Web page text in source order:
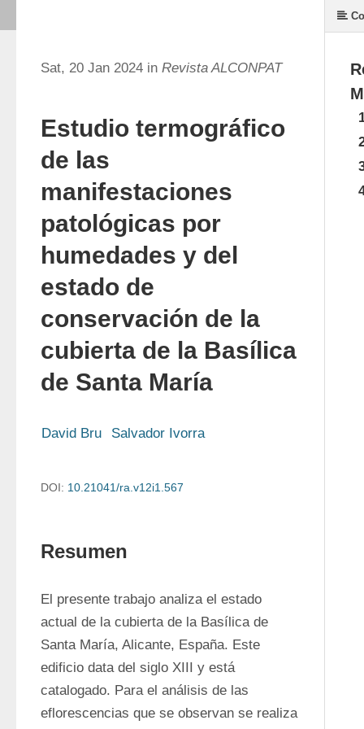
Sat, 20 Jan 2024 in Revista ALCONPAT
Estudio termográfico
de las
manifestaciones
patológicas por
humedades y del
estado de
conservación de la
cubierta de la Basílica
de Santa María
David Bru Salvador Ivorra
DOI: 10.21041/ra.v12i1.567
Resumen
El presente trabajo analiza el estado
actual de la cubierta de la Basílica de
Santa María, Alicante, España. Este
edificio data del siglo XIII y está
catalogado. Para el análisis de las
eflorescencias que se observan se realiza